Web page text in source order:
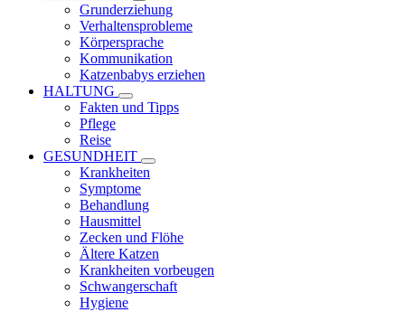
Grunderziehung
Verhaltensprobleme
Körpersprache
Kommunikation
Katzenbabys erziehen
HALTUNG
Fakten und Tipps
Pflege
Reise
GESUNDHEIT
Krankheiten
Symptome
Behandlung
Hausmittel
Zecken und Flöhe
Ältere Katzen
Krankheiten vorbeugen
Schwangerschaft
Hygiene